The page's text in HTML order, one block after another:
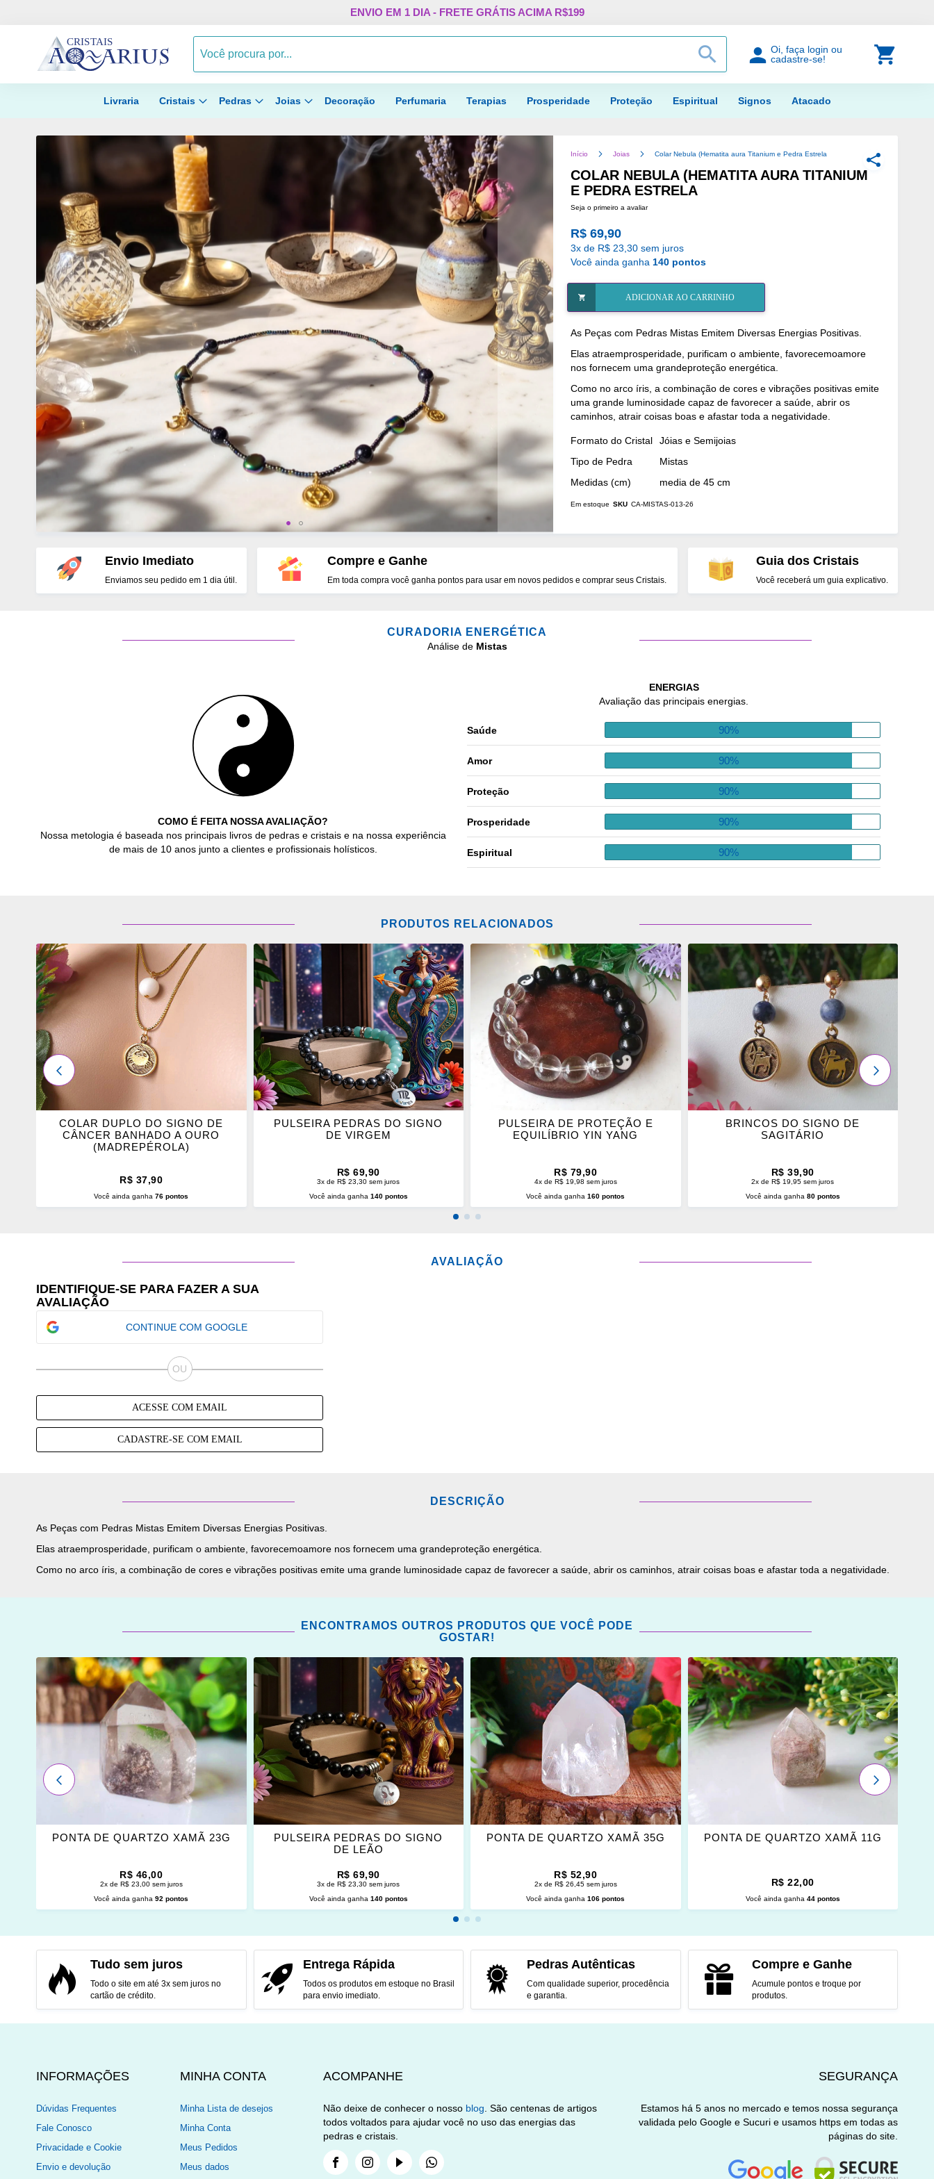
Pular
o
ENVIO EM 1 DIA - FRETE GRÁTIS ACIMA R$199
Procurar
PROCURAR
Oi, faça login ou
cadastre-se!
Livraria Cristais Pedras Joias Decoração Perfumaria Terapias Prosperidade Proteção Espiritual Signos Atacado
Início Joias Colar Nebula (Hematita aura Titanium e Pedra Estrela
COLAR NEBULA (HEMATITA AURA TITANIUM
E PEDRA ESTRELA
Seja o primeiro a avaliar
R$ 69,90
3x de R$ 23,30 sem juros
Você ainda ganha 140 pontos
ADICIONAR AO CARRINHO
As Peças com Pedras Mistas Emitem Diversas Energias Positivas.
Elas atraemprosperidade, purificam o ambiente, favorecemoamore
nos fornecem uma grandeproteção energética.
Como no arco íris, a combinação de cores e vibrações positivas emite
uma grande luminosidade capaz de favorecer a saúde, abrir os
caminhos, atrair coisas boas e afastar toda a negatividade.
Mais
Formato do Cristal
Jóias e Semijoias
Tipo de Pedra
Mistas
Medidas (cm)
media de 45 cm
Em estoque SKU CA-MISTAS-013-26
Envio Imediato
Enviamos seu pedido em 1 dia útil.
Compre e Ganhe
Em toda compra você ganha pontos para usar em novos pedidos e comprar seus Cristais.
Guia dos Cristais
Você receberá um guia explicativo.
CURADORIA ENERGÉTICA
Análise de Mistas
COMO É FEITA NOSSA AVALIAÇÃO?
Nossa metologia é baseada nos principais livros de pedras e cristais e na nossa experiência
de mais de 10 anos junto a clientes e profissionais holísticos.
ENERGIAS
Avaliação das principais energias.
Saúde 90%
Amor 90%
Proteção 90%
Prosperidade 90%
Espiritual 90%
PRODUTOS RELACIONADOS
ADICIONAR
OS
FAVORITOS
COLAR DUPLO DO SIGNO DE
CÂNCER BANHADO A OURO
(MADREPÉROLA)
R$ 37,90
Você ainda ganha76 pontos
ADICIONAR
FAVORITOS
PULSEIRA PEDRAS DO SIGNO
DE VIRGEM
R$ 69,90
3x de R$ 23,30 sem juros
Você ainda ganha 140 pontos
ADICIONAR
OS
FAVORITOS
PULSEIRA DE PROTEÇÃO E
EQUILÍBRIO YIN YANG
R$ 79,90
4x de R$ 19,98 sem juros
Você ainda ganha160 pontos
ADICIONAR
FAVORITOS
BRINCOS DO SIGNO DE
SAGITÁRIO
R$ 39,90
2x de R$ 19,95 sem juros
Você ainda ganha 80 pontos
PRÓXIMO
ANTERIOR
AVALIAÇÃO
IDENTIFIQUE-SE PARA FAZER A SUA
AVALIAÇÃO
CONTINUE COM GOOGLE
ACESSE COM EMAIL
CADASTRE-SE COM EMAIL
DESCRIÇÃO
As Peças com Pedras Mistas Emitem Diversas Energias Positivas.
Elas atraemprosperidade, purificam o ambiente, favorecemoamore nos fornecem uma grandeproteção energética.
Como no arco íris, a combinação de cores e vibrações positivas emite uma grande luminosidade capaz de favorecer a saúde, abrir os caminhos, atrair coisas boas e afastar toda a negatividade.
ENCONTRAMOS OUTROS PRODUTOS QUE VOCÊ PODE
GOSTAR!
ADICIONAR
PONTA DE QUARTZO XAMÃ 23G
R$ 46,00
2x de R$ 23,00 sem juros
Você ainda ganha92 pontos
ADICIONAR
FAVORITOS
PULSEIRA PEDRAS DO SIGNO
DE LEÃO
R$ 69,90
3x de R$ 23,30 sem juros
Você ainda ganha 140 pontos
ADICIONAR
FAVORITOS
PONTA DE QUARTZO XAMÃ 35G
R$ 52,90
2x de R$ 26,45 sem juros
Você ainda ganha106 pontos
ADICIONAR
OS
FAVORITOS
PONTA DE QUARTZO XAMÃ 11G
R$ 22,00
Você ainda ganha 44 pontos
PRÓXIMO
ANTERIOR
Tudo sem juros
Todo o site em até 3x sem juros no
cartão de crédito.
Entrega Rápida
Todos os produtos em estoque no Brasil
para envio imediato.
Pedras Autênticas
Com qualidade superior, procedência
e garantia.
Compre e Ganhe
Acumule pontos e troque por
produtos.
INFORMAÇÕES
Dúvidas Frequentes
Fale Conosco
Privacidade e Cookie
Envio e devolução
MINHA CONTA
Minha Lista de desejos
Minha Conta
Meus Pedidos
Meus dados
SEGURANÇA
Estamos há 5 anos no mercado e temos nossa segurança
validada pelo Google e Sucuri e usamos https em todas as
páginas do site.
ACOMPANHE
Não deixe de conhecer o nosso blog. São centenas de artigos
todos voltados para ajudar você no uso das energias das
pedras e cristais.
FacebookInstagramYoutubeWhatsapp